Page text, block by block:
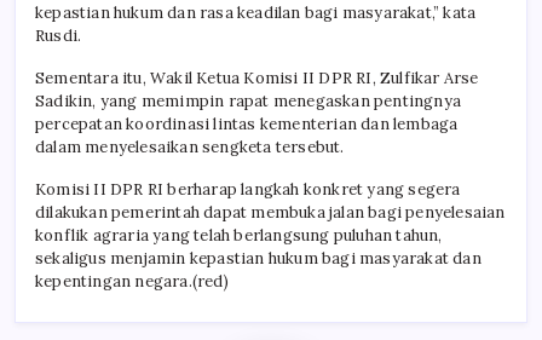
kepastian hukum dan rasa keadilan bagi masyarakat,” kata
Rusdi.
Sementara itu, Wakil Ketua Komisi II DPR RI, Zulfikar Arse
Sadikin, yang memimpin rapat menegaskan pentingnya
percepatan koordinasi lintas kementerian dan lembaga
dalam menyelesaikan sengketa tersebut.
Komisi II DPR RI berharap langkah konkret yang segera
dilakukan pemerintah dapat membuka jalan bagi penyelesaian
konflik agraria yang telah berlangsung puluhan tahun,
sekaligus menjamin kepastian hukum bagi masyarakat dan
kepentingan negara.(red)